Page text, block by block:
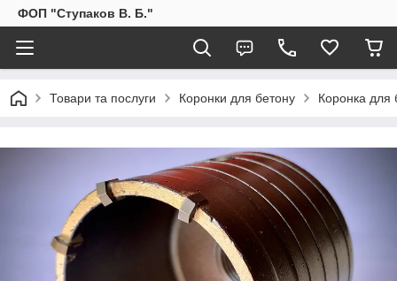
ФОП "Ступаков В. Б."
Товари та послуги Коронки для бетону Коронка для